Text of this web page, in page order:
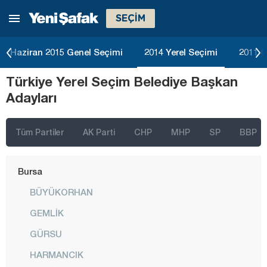
SEÇİM
Haziran 2015 Genel Seçimi 2014 Yerel Seçimi 2011
Türkiye Yerel Seçim Belediye Başkan
Adayları
Tüm Partiler AK Parti CHP MHP SP BBP
Batman
Bingöl
Bitlis
Burdur
Bursa
BÜYÜKORHAN
GEMLİK
GÜRSU
HARMANCIK